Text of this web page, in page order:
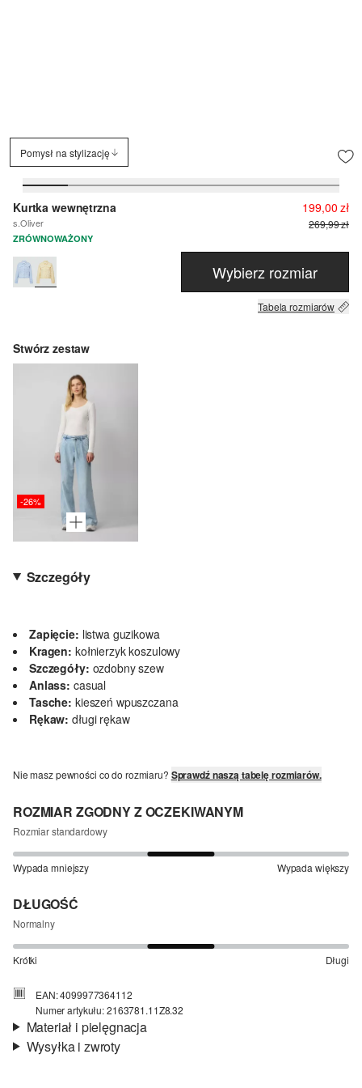
Pomysł na stylizację
Kurtka wewnętrzna
s.Oliver
199,00 zł
269,99 zł
ZRÓWNOWAŻONY
Wybierz rozmiar
Tabela rozmiarów
Stwórz zestaw
-26%
Szczegóły
Zapięcie: listwa guzikowa
Kragen: kołnierzyk koszulowy
Szczegóły: ozdobny szew
Anlass: casual
Tasche: kieszeń wpuszczana
Rękaw: długi rękaw
Nie masz pewności co do rozmiaru? Sprawdź naszą tabelę rozmiarów.
ROZMIAR ZGODNY Z OCZEKIWANYM
Rozmiar standardowy
Wypada mniejszy Wypada większy
DŁUGOŚĆ
Normalny
Krótki Długi
EAN: 4099977364112
Numer artykułu: 2163781.11Z8.32
Materiał i pielęgnacja
Wysyłka i zwroty